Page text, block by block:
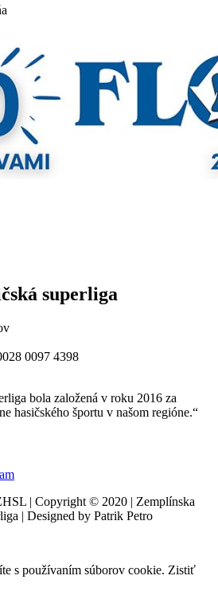
superliga
0097 4398
bola založená v roku 2016 za
hasičského športu v našom regióne.“
| Copyright © 2020 | Zemplínska
| Designed by Patrik Petro
s používaním súborov cookie. Zistiť